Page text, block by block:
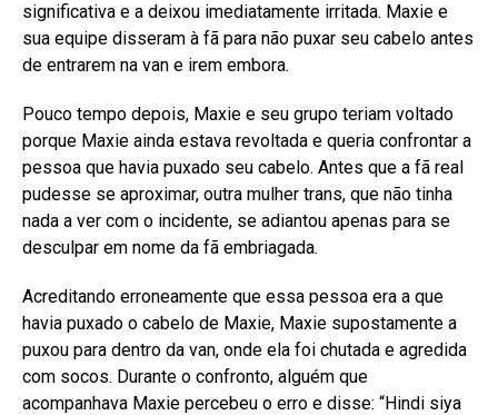
significativa e a deixou imediatamente irritada. Maxie e
sua equipe disseram à fã para não puxar seu cabelo antes
de entrarem na van e irem embora.
Pouco tempo depois, Maxie e seu grupo teriam voltado
porque Maxie ainda estava revoltada e queria confrontar a
pessoa que havia puxado seu cabelo. Antes que a fã real
pudesse se aproximar, outra mulher trans, que não tinha
nada a ver com o incidente, se adiantou apenas para se
desculpar em nome da fã embriagada.
Acreditando erroneamente que essa pessoa era a que
havia puxado o cabelo de Maxie, Maxie supostamente a
puxou para dentro da van, onde ela foi chutada e agredida
com socos. Durante o confronto, alguém que
acompanhava Maxie percebeu o erro e disse: “Hindi siya